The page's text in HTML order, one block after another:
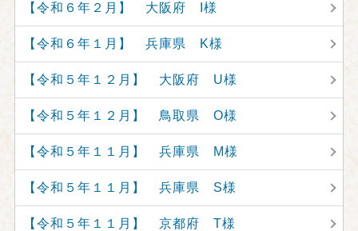
【令和６年２月】 大阪府 I様
【令和６年１月】 兵庫県 K様
【令和５年１２月】 大阪府 U様
【令和５年１２月】 鳥取県 O様
【令和５年１１月】 兵庫県 M様
【令和５年１１月】 兵庫県 S様
【令和５年１１月】 京都府 T様